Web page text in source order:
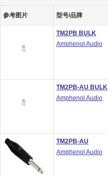
参考图片 型号/品牌
TM2PB BULK
Amphenol Audio
TM2PB-AU BULK
Amphenol Audio
TM2PB-AU
Amphenol Audio